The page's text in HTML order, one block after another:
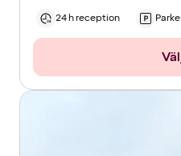
24 h reception